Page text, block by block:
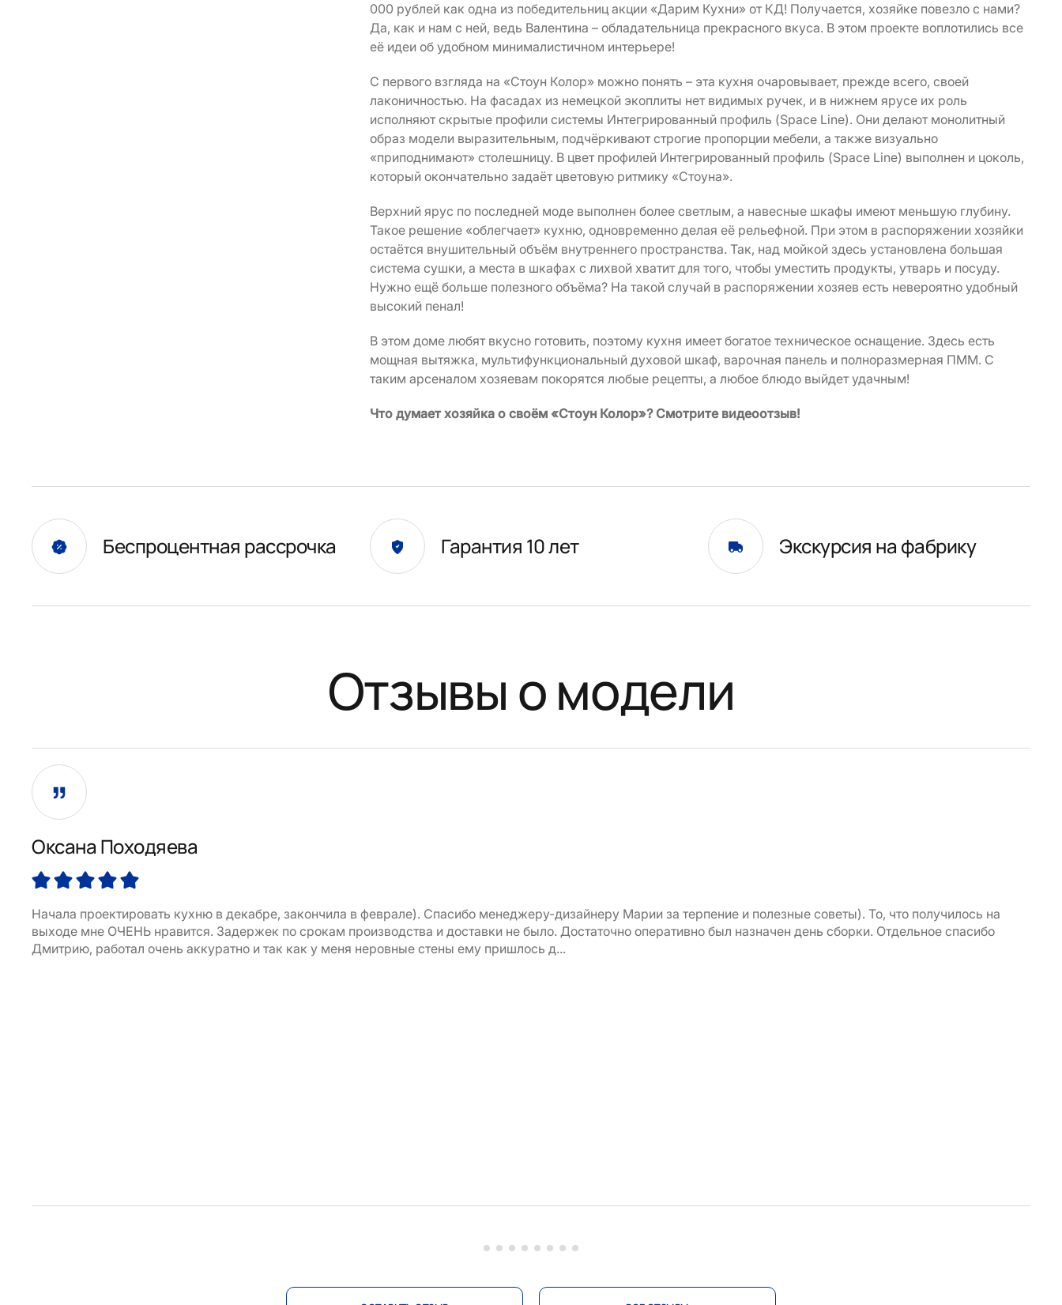
000 рублей как одна из победительниц акции «Дарим Кухни» от КД! Получается, хозяйке повезло с нами?
Да, как и нам с ней, ведь Валентина – обладательница прекрасного вкуса. В этом проекте воплотились все
её идеи об удобном минималистичном интерьере!
С первого взгляда на «Стоун Колор» можно понять – эта кухня очаровывает, прежде всего, своей
лаконичностью. На фасадах из немецкой экоплиты нет видимых ручек, и в нижнем ярусе их роль
исполняют скрытые профили системы Интегрированный профиль (Space Line). Они делают монолитный
образ модели выразительным, подчёркивают строгие пропорции мебели, а также визуально
«приподнимают» столешницу. В цвет профилей Интегрированный профиль (Space Line) выполнен и цоколь,
который окончательно задаёт цветовую ритмику «Стоуна».
Верхний ярус по последней моде выполнен более светлым, а навесные шкафы имеют меньшую глубину.
Такое решение «облегчает» кухню, одновременно делая её рельефной. При этом в распоряжении хозяйки
остаётся внушительный объём внутреннего пространства. Так, над мойкой здесь установлена большая
система сушки, а места в шкафах с лихвой хватит для того, чтобы уместить продукты, утварь и посуду.
Нужно ещё больше полезного объёма? На такой случай в распоряжении хозяев есть невероятно удобный
высокий пенал!
В этом доме любят вкусно готовить, поэтому кухня имеет богатое техническое оснащение. Здесь есть
мощная вытяжка, мультифункциональный духовой шкаф, варочная панель и полноразмерная ПММ. С
таким арсеналом хозяевам покорятся любые рецепты, а любое блюдо выйдет удачным!
Что думает хозяйка о своём «Стоун Колор»? Смотрите видеоотзыв!
Беспроцентная рассрочка Гарантия 10 лет Экскурсия на фабрику
Отзывы о модели
Оксана Походяева
Начала проектировать кухню в декабре, закончила в феврале). Спасибо менеджеру-дизайнеру Марии за терпение и полезные советы). То, что получилось на
выходе мне ОЧЕНЬ нравится. Задержек по срокам производства и доставки не было. Достаточно оперативно был назначен день сборки. Отдельное спасибо
Дмитрию, работал очень аккуратно и так как у меня неровные стены ему пришлось д...